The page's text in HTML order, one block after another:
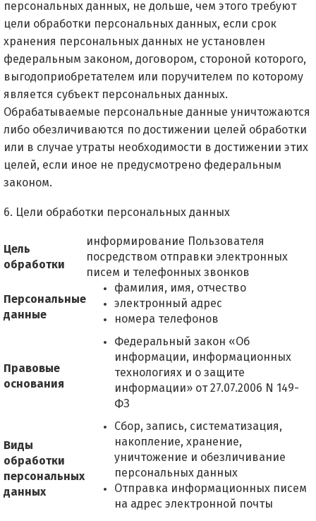
персональных данных, не дольше, чем этого требуют
цели обработки персональных данных, если срок
хранения персональных данных не установлен
федеральным законом, договором, стороной которого,
выгодоприобретателем или поручителем по которому
является субъект персональных данных.
Обрабатываемые персональные данные уничтожаются
либо обезличиваются по достижении целей обработки
или в случае утраты необходимости в достижении этих
целей, если иное не предусмотрено федеральным
законом.
6. Цели обработки персональных данных
Цель
обработки
информирование Пользователя
посредством отправки электронных
писем и телефонных звонков
Персональные
данные
фамилия, имя, отчество
электронный адрес
номера телефонов
Правовые
основания
Федеральный закон «Об
информации, информационных
технологиях и о защите
информации» от 27.07.2006 N 149-
ФЗ
Виды
обработки
персональных
данных
Сбор, запись, систематизация,
накопление, хранение,
уничтожение и обезличивание
персональных данных
Отправка информационных писем
на адрес электронной почты